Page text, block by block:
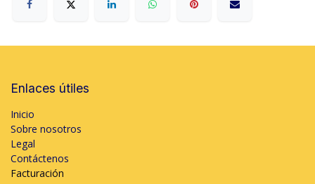
Enlaces útiles
Inicio
Sobre nosotros
Legal
Contáctenos
Facturación